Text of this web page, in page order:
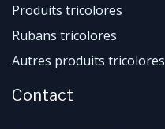
Produits tricolores
Rubans tricolores
Autres produits tricolores
Contact